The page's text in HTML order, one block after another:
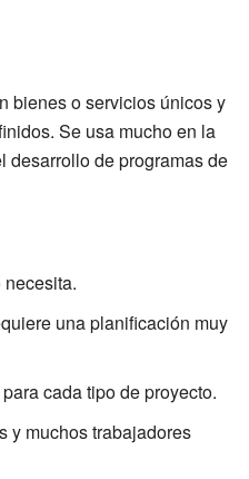
bienes o servicios únicos y
Se usa mucho en la
desarrollo de programas de
una planificación muy
cada tipo de proyecto.
y muchos trabajadores